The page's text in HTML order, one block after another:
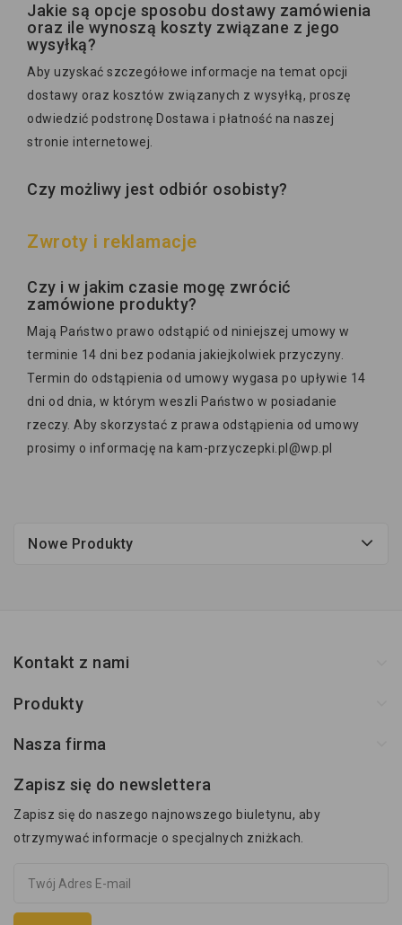
Jakie są opcje sposobu dostawy zamówienia
oraz ile wynoszą koszty związane z jego
wysyłką?
Aby uzyskać szczegółowe informacje na temat opcji
dostawy oraz kosztów związanych z wysyłką, proszę
odwiedzić podstronę Dostawa i płatność na naszej
stronie internetowej.
Czy możliwy jest odbiór osobisty?
Zwroty i reklamacje
Czy i w jakim czasie mogę zwrócić
zamówione produkty?
Mają Państwo prawo odstąpić od niniejszej umowy w
terminie 14 dni bez podania jakiejkolwiek przyczyny.
Termin do odstąpienia od umowy wygasa po upływie 14
dni od dnia, w którym weszli Państwo w posiadanie
rzeczy. Aby skorzystać z prawa odstąpienia od umowy
prosimy o informację na kam-przyczepki.pl@wp.pl
Nowe Produkty
Kontakt z nami
Produkty
Nasza firma
Zapisz się do newslettera
Zapisz się do naszego najnowszego biuletynu, aby
otrzymywać informacje o specjalnych zniżkach.